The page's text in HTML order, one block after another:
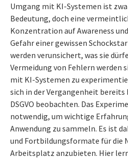
Umgang mit KI-Systemen ist
Bedeutung, doch eine
Konzentration auf Awareness
Gefahr einer gewissen
werden verunsichert, was sie
Vermeidung von Fehlern werden
mit KI-Systemen zu
sich in der Vergangenheit bereits
DSGVO beobachten. Das
notwendig, um wichtige
Anwendung zu sammeln. Es ist
und Fortbildungsformate für die
Arbeitsplatz anzubieten. Hier